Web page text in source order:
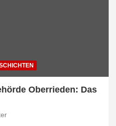
Oberrieden: Das